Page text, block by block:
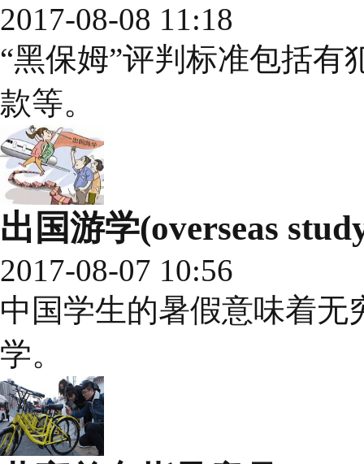
2017-08-08 11:18
“黑保姆”评判标准包括
款等。
出国游学(overseas
2017-08-07 10:56
中国学生的暑假意味着
学。